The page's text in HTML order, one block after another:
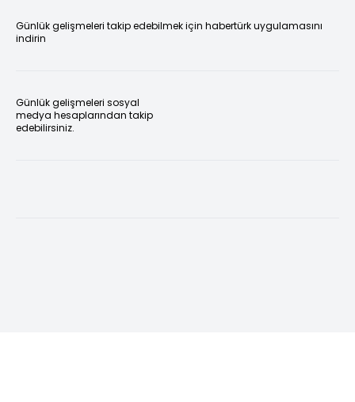
Günlük gelişmeleri takip edebilmek için habertürk uygulamasını
indirin
Günlük gelişmeleri sosyal
medya hesaplarından takip
edebilirsiniz.